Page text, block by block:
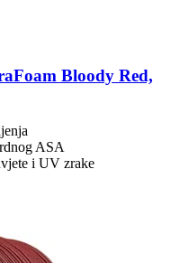
Bloody Red,
ASA
i UV zrake